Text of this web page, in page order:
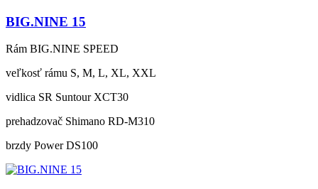
BIG.NINE 15
Rám BIG.NINE SPEED
veľkosť rámu S, M, L, XL, XXL
vidlica SR Suntour XCT30
prehadzovač Shimano RD-M310
brzdy Power DS100